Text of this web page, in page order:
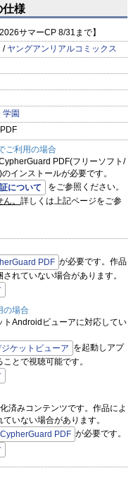
由』
仕様
サマーCP 8/31まで】
/ ヤングアンリアルコミックス
学園
ご利用の場合
PDF(フリーソフト/
インストールが必要です。
について
をご参照ください。
。 詳しくは上記ページをご参
PDF が必要です。作品
れていない場合があります。
の場合
トAndroidビューアに対応してい
ケットビューア を起動しアプ
とで視聴可能です。
済みコンテンツです。作品によ
いない場合があります。
PDF が必要です。